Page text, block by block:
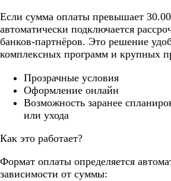
Если сумма оплаты превышает
автоматически подключается
банков-партнёров. Это решение
комплексных программ и крупных
Прозрачные условия
Оформление онлайн
Возможность заранее
или ухода
Как это работает?
Формат оплаты определяется
зависимости от суммы: